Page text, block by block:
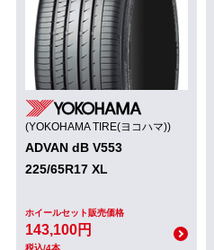
(YOKOHAMA TIRE(ヨコハマ))
ADVAN dB V553
225/65R17 XL
ホイールセット販売価格
143,100円
税込/4本